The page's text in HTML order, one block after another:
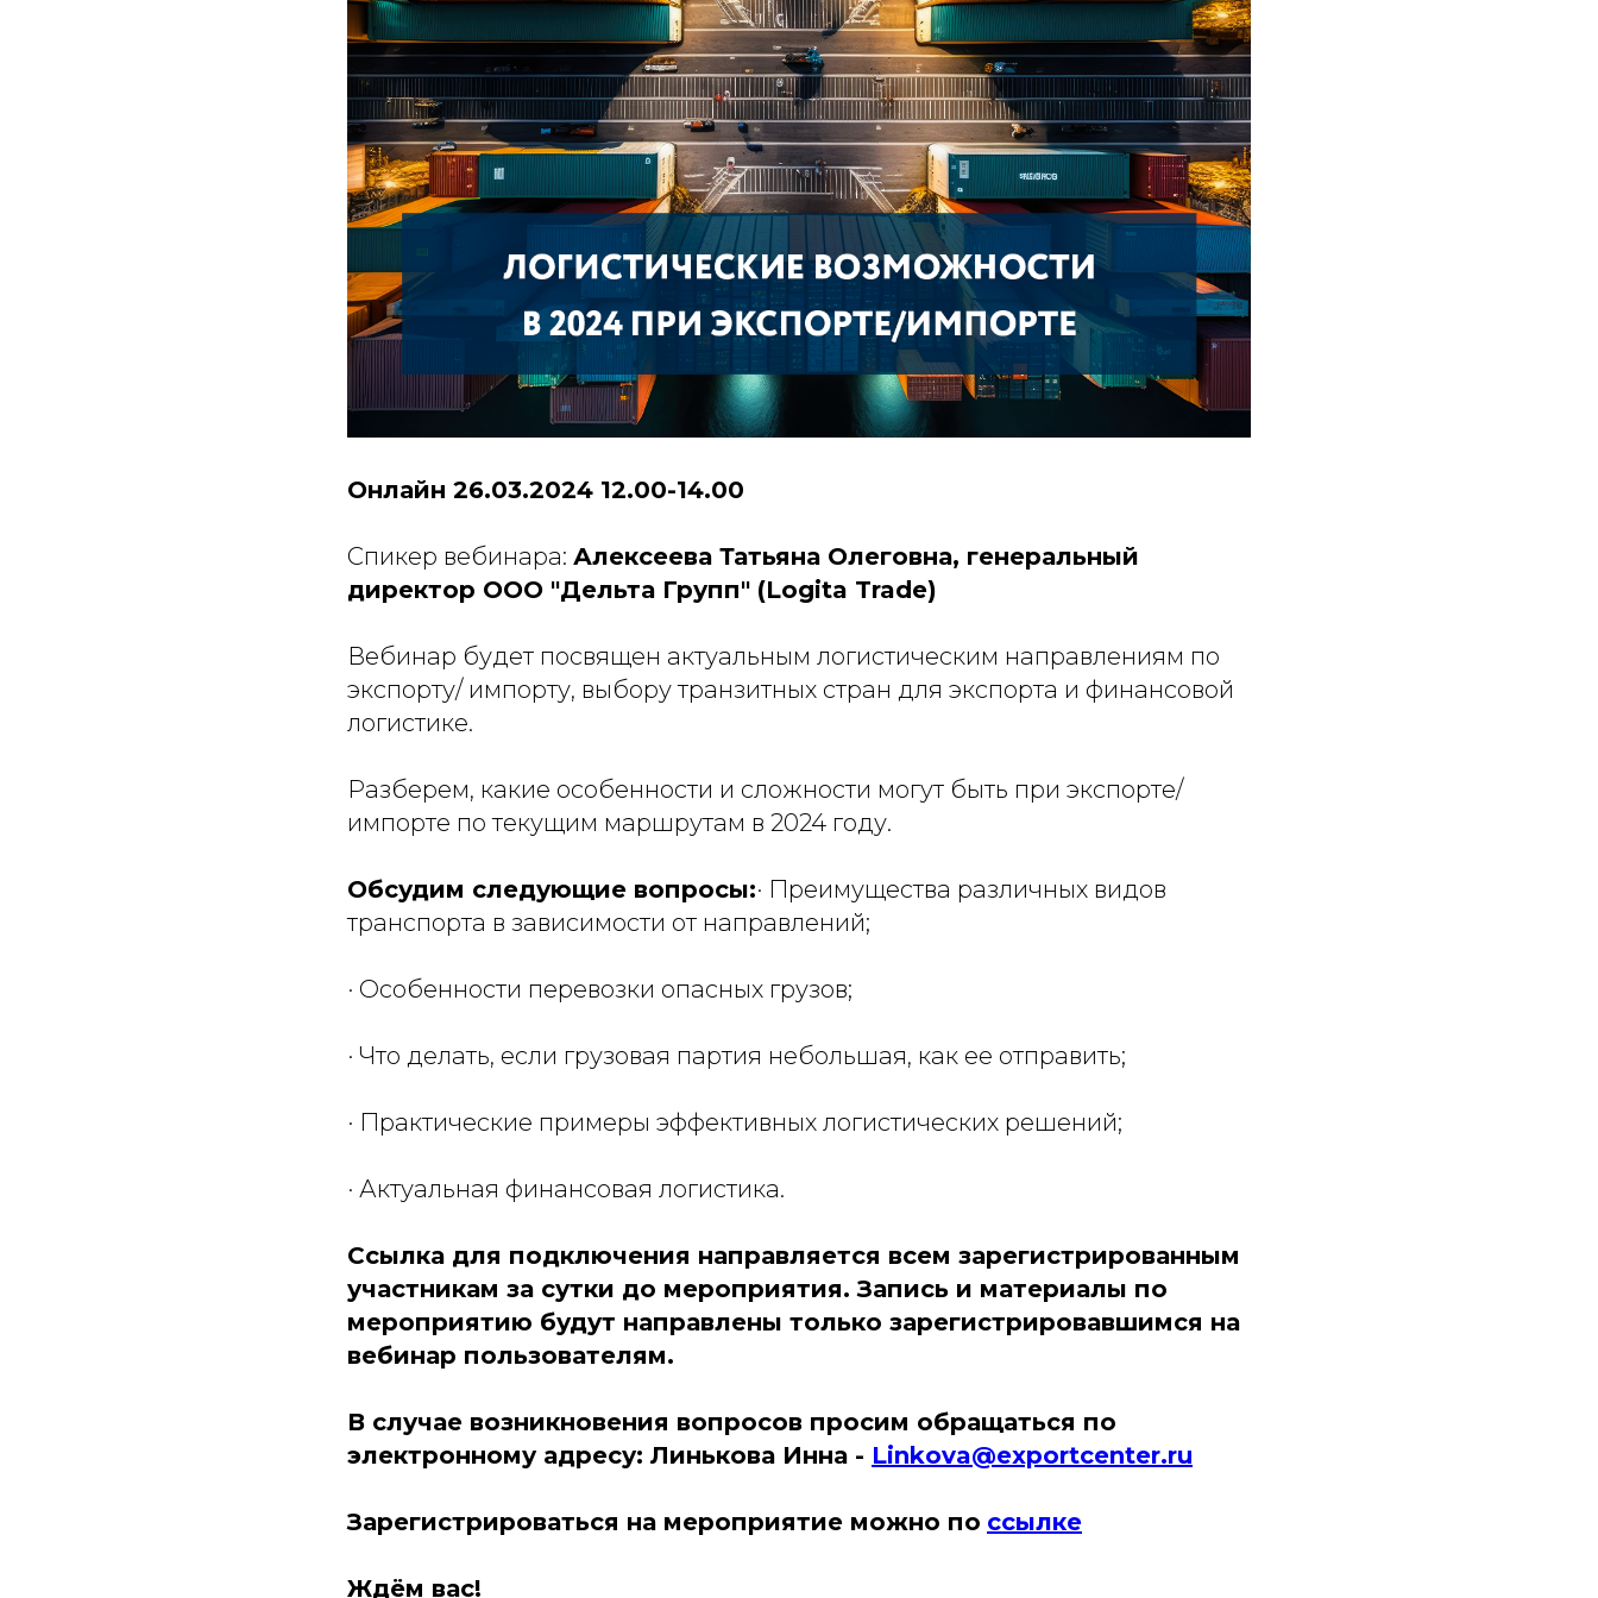
Онлайн 26.03.2024 12.00-14.00
Спикер вебинара: Алексеева Татьяна Олеговна, генеральный
директор ООО "Дельта Групп" (Logita Trade)
Вебинар будет посвящен актуальным логистическим направлениям по
экспорту/ импорту, выбору транзитных стран для экспорта и финансовой
логистике.
Разберем, какие особенности и сложности могут быть при экспорте/
импорте по текущим маршрутам в 2024 году.
Обсудим следующие вопросы:· Преимущества различных видов
транспорта в зависимости от направлений;
· Особенности перевозки опасных грузов;
· Что делать, если грузовая партия небольшая, как ее отправить;
· Практические примеры эффективных логистических решений;
· Актуальная финансовая логистика.
Ссылка для подключения направляется всем зарегистрированным
участникам за сутки до мероприятия. Запись и материалы по
мероприятию будут направлены только зарегистрировавшимся на
вебинар пользователям.
В случае возникновения вопросов просим обращаться по
электронному адресу: Линькова Инна - Linkova@exportcenter.ru
Зарегистрироваться на мероприятие можно по ссылке
Ждём вас!